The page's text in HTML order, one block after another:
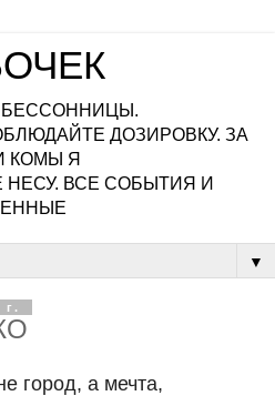
БЕССОННИЦЫ.
ДОЗИРОВКУ. ЗА
КОМЫ Я
ВСЕ СОБЫТИЯ И
▼
город, а мечта,